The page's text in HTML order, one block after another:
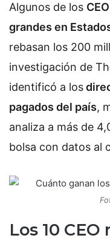
Algunos de los
grandes en
rebasan los 200
investigación de
identificó a los
pagados del país,
analiza a más de
bolsa con datos al
Los 10